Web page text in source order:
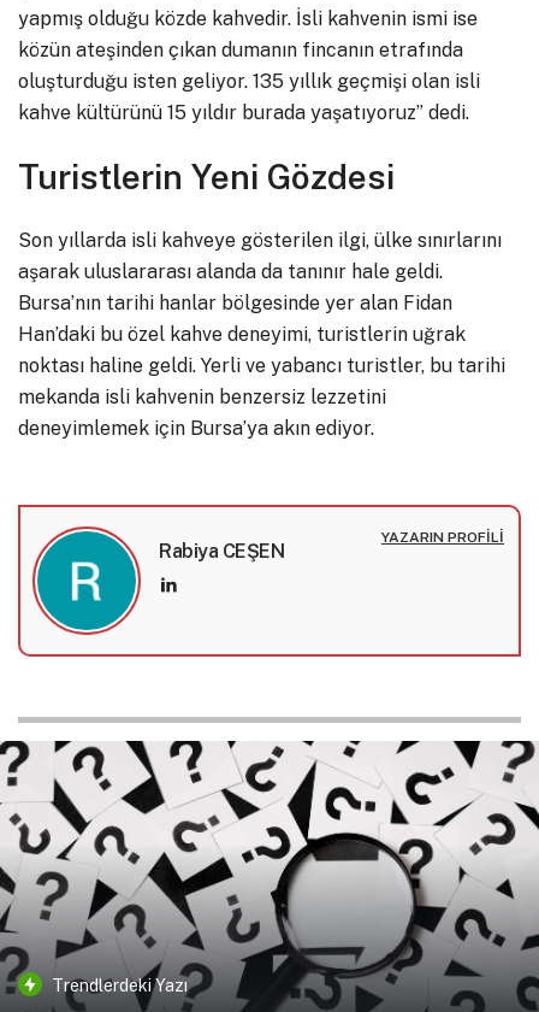
yapmış olduğu közde kahvedir. İsli kahvenin ismi ise
közün ateşinden çıkan dumanın fincanın etrafında
oluşturduğu isten geliyor. 135 yıllık geçmişi olan isli
kahve kültürünü 15 yıldır burada yaşatıyoruz” dedi.
Turistlerin Yeni Gözdesi
Son yıllarda isli kahveye gösterilen ilgi, ülke sınırlarını
aşarak uluslararası alanda da tanınır hale geldi.
Bursa’nın tarihi hanlar bölgesinde yer alan Fidan
Han’daki bu özel kahve deneyimi, turistlerin uğrak
noktası haline geldi. Yerli ve yabancı turistler, bu tarihi
mekanda isli kahvenin benzersiz lezzetini
deneyimlemek için Bursa’ya akın ediyor.
Rabiya CEŞEN
YAZARIN PROFILI
Trendlerdeki Yazı